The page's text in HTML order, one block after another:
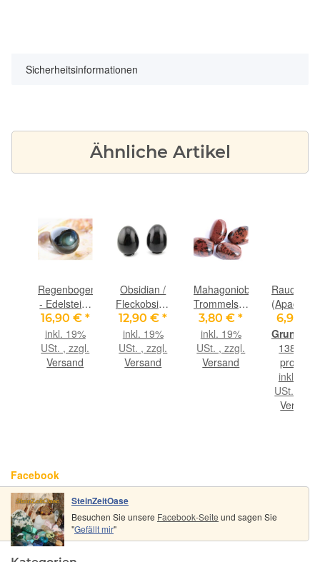
Sicherheitsinformationen
Ähnliche Artikel
Regenbogenobsidian
- Edelstein-
Eier - ca.
4,7 - 4,8 cm
Sonderqualität
16,90 € *
inkl. 19%
USt. , zzgl.
Versand
Obsidian /
Fleckobsidian
- Edelstein-
Eier - ca. 5
- 5,1 cm
12,90 €*
inkl. 19%
USt. , zzgl.
Versand
Mahagoniobsidian
Trommelsteine
- schöne
Qualität -
ca. 2,9 - 3,3
cm / ca. 20-
3,80 €*
inkl. 19%
USt. , zzgl.
Versand
roh - ca.
6,90 €
138,00 €
pro 1 kg
inkl. 19%
USt. ,
Versand
Facebook
SteinZeitOase
Besuchen Sie unsere Facebook-Seite und sagen Sie
"Gefällt mir"